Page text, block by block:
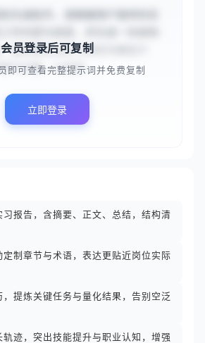
报告需包含实习单位与岗位介
容与过程、以及实...
会员登录后可复制
即可查看完整提示词并免费复制
立即登录
报告，含摘要、正文、总结，结构清
制章节与术语，表达更贴近岗位实际
提炼关键任务与量化结果，告别空泛
迹，突出技能提升与职业认知，增强